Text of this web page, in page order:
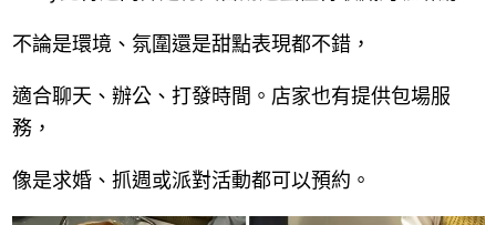
不論是環境、氛圍還是甜點表現都不錯，
適合聊天、辦公、打發時間。店家也有提供包場服
務，
像是求婚、抓週或派對活動都可以預約。